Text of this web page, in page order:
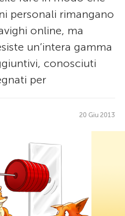
personali rimangano
online, ma
un’intera gamma
conosciuti
per
20 Giu 2013